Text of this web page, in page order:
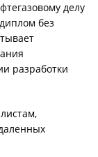
делу
без
разработки